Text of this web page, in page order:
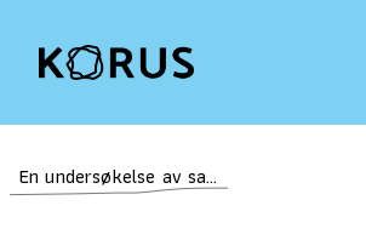
En undersøkelse av sammenhengen mellom bruk anabole steroider og vold